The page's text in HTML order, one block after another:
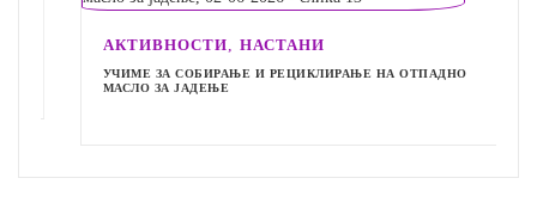
АКТИВНОСТИ,НАСТАНИ
УЧИМЕ ЗА СОБИРАЊЕ И РЕЦИКЛИРАЊЕ НА ОТПАДНО
МАСЛО ЗА ЈАДЕЊЕ